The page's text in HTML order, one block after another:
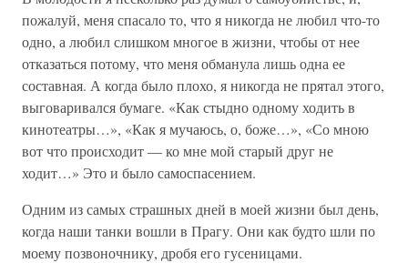
пожалуй, меня спасало то, что я никогда не любил что-то
одно, а любил слишком многое в жизни, чтобы от нее
отказаться потому, что меня обманула лишь одна ее
составная. А когда было плохо, я никогда не прятал этого,
выговаривался бумаге. «Как стыдно одному ходить в
кинотеатры…», «Как я мучаюсь, о, боже…», «Со мною
вот что происходит — ко мне мой старый друг не
ходит…» Это и было самоспасением.
Одним из самых страшных дней в моей жизни был день,
когда наши танки вошли в Прагу. Они как будто шли по
моему позвоночнику, дробя его гусеницами.